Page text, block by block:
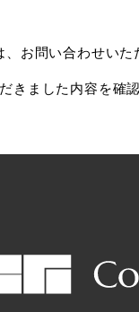
、お問い合わせいた
きました内容を確